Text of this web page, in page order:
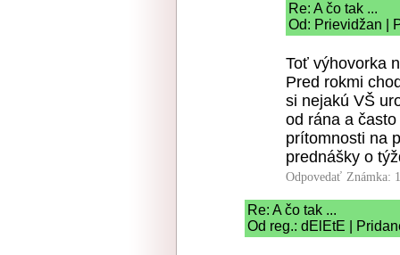
Re: A čo tak ...
Od: Prievidžan |
Toť výhovorka
Pred rokmi
si nejakú VŠ
od rána a
prítomnosti na
prednášky o
Odpovedať Známka:
Re: A čo tak ...
Od reg.: dElEtE |